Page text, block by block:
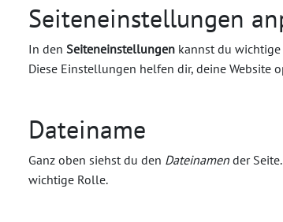
Seiteneinstellungen
In den Seiteneinstellungen kannst du
Diese Einstellungen helfen dir, deine Website
Dateiname
Ganz oben siehst du den Dateinamen der
wichtige Rolle.